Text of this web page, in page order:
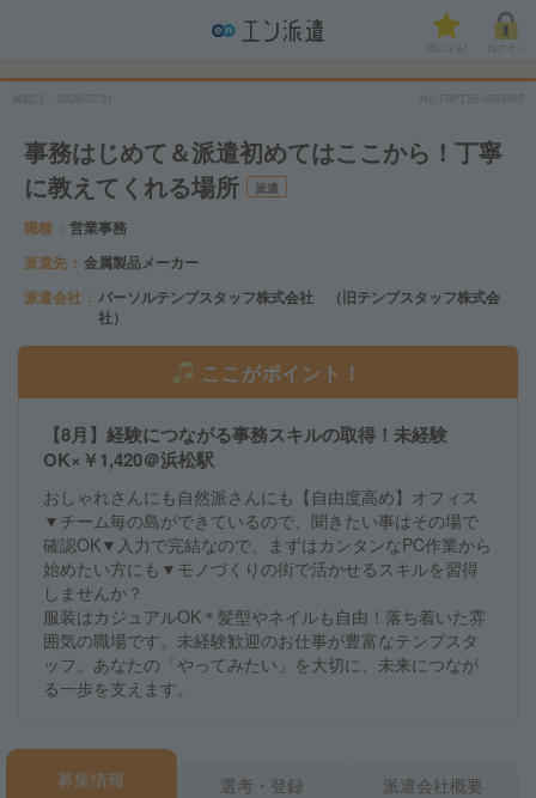
気になる!
2026/07/31 No.TSPT26-0503497
事務はじめて＆派遣初めてはここから！丁寧
に教えてくれる場所
派遣
職種
営業事務
派遣先
金属製品メーカー
派遣会社
パーソルテンプスタッフ株式会社 （旧テンプスタッフ株式会
社）
ここがポイント！
【8月】経験につながる事務スキルの取得！未経験
OK×￥1,420＠浜松駅
おしゃれさんにも自然派さんにも【自由度高め】オフィス
▼チーム毎の島ができているので、聞きたい事はその場で
確認OK▼入力で完結なので、まずはカンタンなPC作業から
始めたい方にも▼モノづくりの街で活かせるスキルを習得
しませんか？
服装はカジュアルOK＊髪型やネイルも自由！落ち着いた雰
囲気の職場です。未経験歓迎のお仕事が豊富なテンプスタ
ッフ。あなたの「やってみたい」を大切に、未来につなが
る一歩を支えます。
募集情報 選考・登録 派遣会社概要